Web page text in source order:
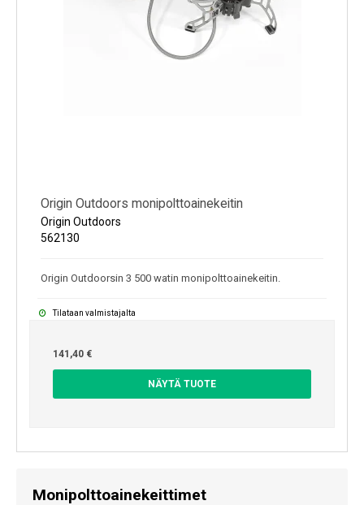
Origin Outdoors monipolttoainekeitin
Origin Outdoors
562130
Origin Outdoorsin 3 500 watin monipolttoainekeitin.
Tilataan valmistajalta
141,40 €
NÄYTÄ TUOTE
Monipolttoainekeittimet